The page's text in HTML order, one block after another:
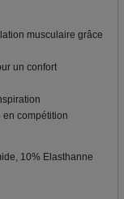
musculaire grâce
un confort
en compétition
10% Elasthanne